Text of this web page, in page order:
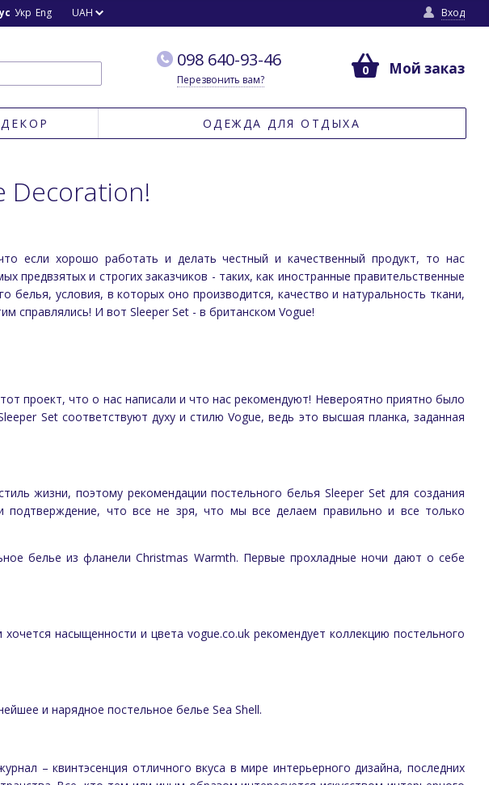
Вход
Укр Eng UAH
098 640-93-46
Перезвонить вам?
0 Мой заказ
ДЕКОР ОДЕЖДА ДЛЯ ОТДЫХА
Decoration!
если хорошо работать и делать честный и качественный продукт, то нас
и строгих заказчиков - таких, как иностранные правительственные
белья, условия, в которых оно производится, качество и натуральность ткани,
справлялись! И вот Sleeper Set - в британском Vogue!
проект, что о нас написали и что нас рекомендуют! Невероятно приятно было
Set соответствуют духу и стилю Vogue, ведь это высшая планка, заданная
жизни, поэтому рекомендации постельного белья Sleeper Set для создания
подтверждение, что все не зря, что мы все делаем правильно и все только
белье из фланели Christmas Warmth. Первые прохладные ночи дают о себе
насыщенности и цвета vogue.co.uk рекомендует коллекцию постельного
и нарядное постельное белье Sea Shell.
– квинтэсенция отличного вкуса в мире интерьерного дизайна, последних